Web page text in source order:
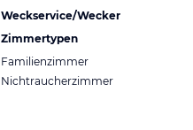
Weckservice/Wecker
Zimmertypen
Familienzimmer
Nichtraucherzimmer